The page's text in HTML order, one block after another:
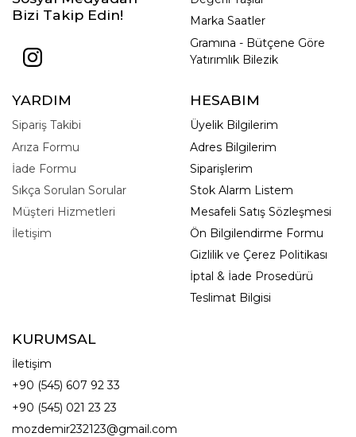
Bizi Takip Edin!
Marka Saatler
Gramına - Bütçene Göre
Yatırımlık Bilezik
YARDIM
Sipariş Takibi
Arıza Formu
İade Formu
Sıkça Sorulan Sorular
Müşteri Hizmetleri
İletişim
HESABIM
Üyelik Bilgilerim
Adres Bilgilerim
Siparişlerim
Stok Alarm Listem
Mesafeli Satış Sözleşmesi
Ön Bilgilendirme Formu
Gizlilik ve Çerez Politikası
İptal & İade Prosedürü
Teslimat Bilgisi
KURUMSAL
İletişim
+90 (545) 607 92 33
+90 (545) 021 23 23
mozdemir232123@gmail.com